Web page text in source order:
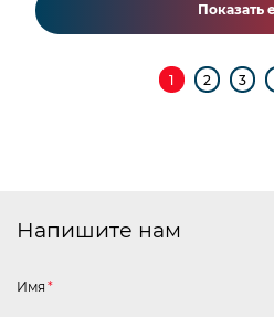
Показать
1 2 3
Напишите нам
Имя *